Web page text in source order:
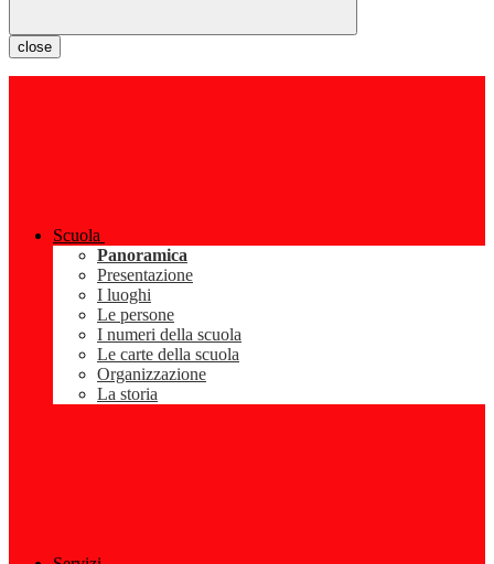
close
Scuola
Panoramica
Presentazione
I luoghi
Le persone
I numeri della scuola
Le carte della scuola
Organizzazione
La storia